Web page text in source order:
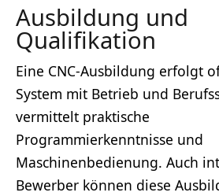
Ausbildung und
Qualifikation
Eine CNC-Ausbildung erfolgt
System mit Betrieb und
vermittelt praktische
Programmierkenntnisse und
Maschinenbedienung. Auch
Bewerber können diese